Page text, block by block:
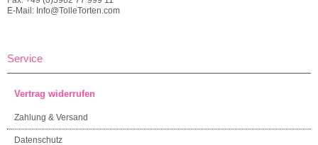
E-Mail: Info@TolleTorten.com
Service
Vertrag widerrufen
Zahlung & Versand
Datenschutz